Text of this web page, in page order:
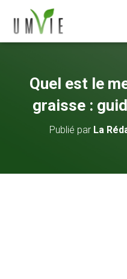
Quel est le
graisse :
Publié par La